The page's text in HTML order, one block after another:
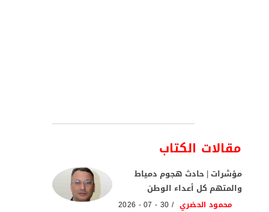
مقالات الكتاب
مؤشرات | حادث هجوم دمياط
والمتهم كل أعداء الوطن
محمود الحضري 30 - 07 - 2026